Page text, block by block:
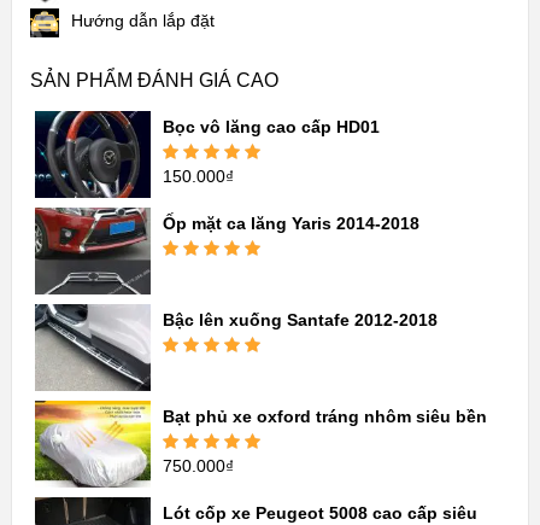
Hướng dẫn lắp đặt
SẢN PHẨM ĐÁNH GIÁ CAO
Bọc vô lăng cao cấp HD01
Được xếp
sao
150.000₫
Ốp mặt ca lăng Yaris 2014-2018
sao
Bậc lên xuống Santafe 2012-2018
Bạt phủ xe oxford tráng nhôm siêu bền
Được xếp
sao
750.000₫
Lót cốp xe Peugeot 5008 cao cấp siêu